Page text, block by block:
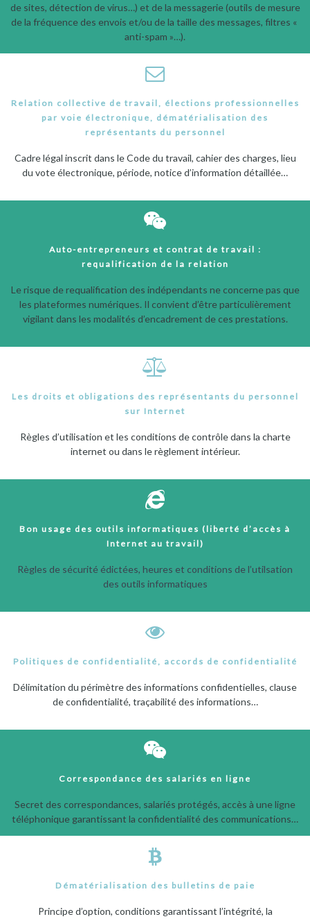
de sites, détection de virus…) et de la messagerie (outils de mesure
de la fréquence des envois et/ou de la taille des messages, filtres «
anti-spam »…).
Relation collective de travail, élections professionnelles
par voie électronique, dématérialisation des
représentants du personnel
Cadre légal inscrit dans le Code du travail, cahier des charges, lieu
du vote électronique, période, notice d’information détaillée…
Auto-entrepreneurs et contrat de travail :
requalification de la relation
Le risque de requalification des indépendants ne concerne pas que
les plateformes numériques. Il convient d’être particulièrement
vigilant dans les modalités d’encadrement de ces prestations.
Les droits et obligations des représentants du personnel
sur Internet
Règles d’utilisation et les conditions de contrôle dans la charte
internet ou dans le règlement intérieur.
Bon usage des outils informatiques (liberté d’accès à
Internet au travail)
Règles de sécurité édictées, heures et conditions de l’utilsation
des outils informatiques
Politiques de confidentialité, accords de confidentialité
Délimitation du périmètre des informations confidentielles, clause
de confidentialité, traçabilité des informations…
Correspondance des salariés en ligne
Secret des correspondances, salariés protégés, accès à une ligne
téléphonique garantissant la confidentialité des communications…
Dématérialisation des bulletins de paie
Principe d’option, conditions garantissant l’intégrité, la